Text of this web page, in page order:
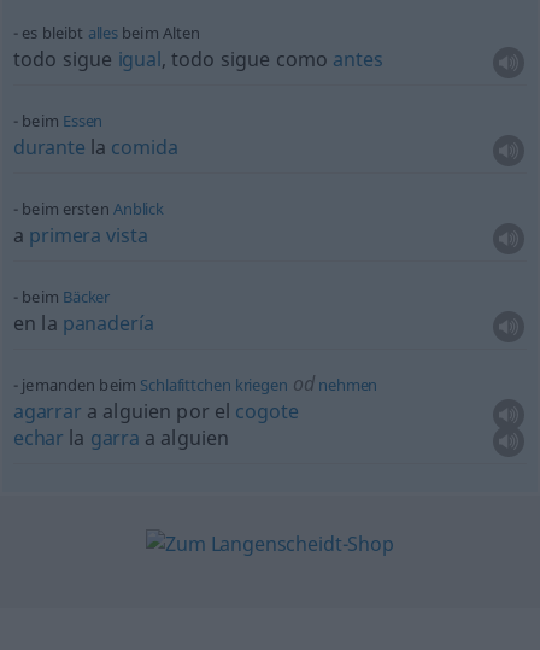
es bleibt alles beim Alten
todo sigue igual, todo sigue como antes
beim Essen
durante la comida
beim ersten Anblick
a primera vista
beim Bäcker
en la panadería
jemanden beim Schlafittchen kriegen od nehmen
agarrar a alguien por el cogote
echar la garra a alguien